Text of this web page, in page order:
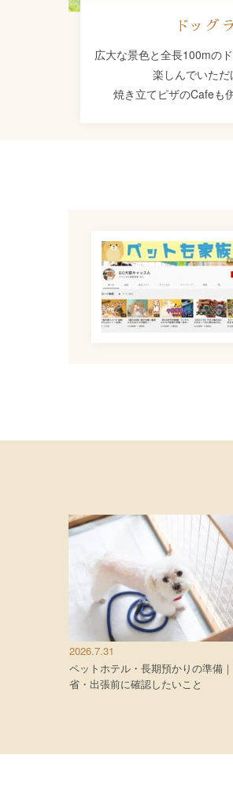
ドッグ
広大な景色と全長100mの
楽しんでいただ
焼き立てピザのCafeも
2026.7.31
ペットホテル・長期預かりの準備
省・出張前に確認したいこと